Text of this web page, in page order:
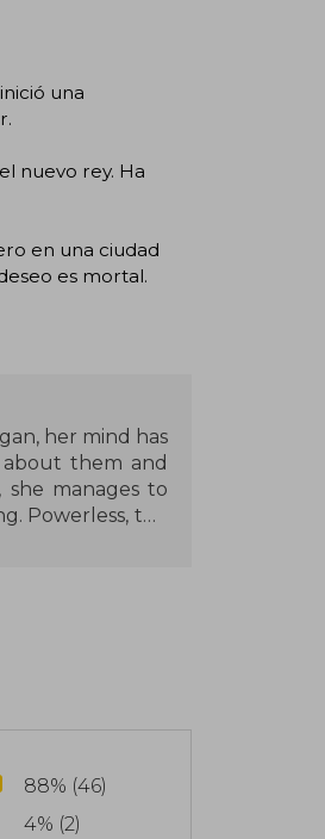
una
nuevo rey. Ha
en una ciudad
es mortal.
her mind has
them and
manages to
Powerless, the
a great stir
88% (46)
4% (2)